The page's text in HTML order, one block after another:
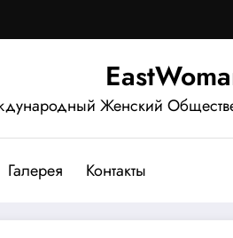
Женский
Галерея Контакты